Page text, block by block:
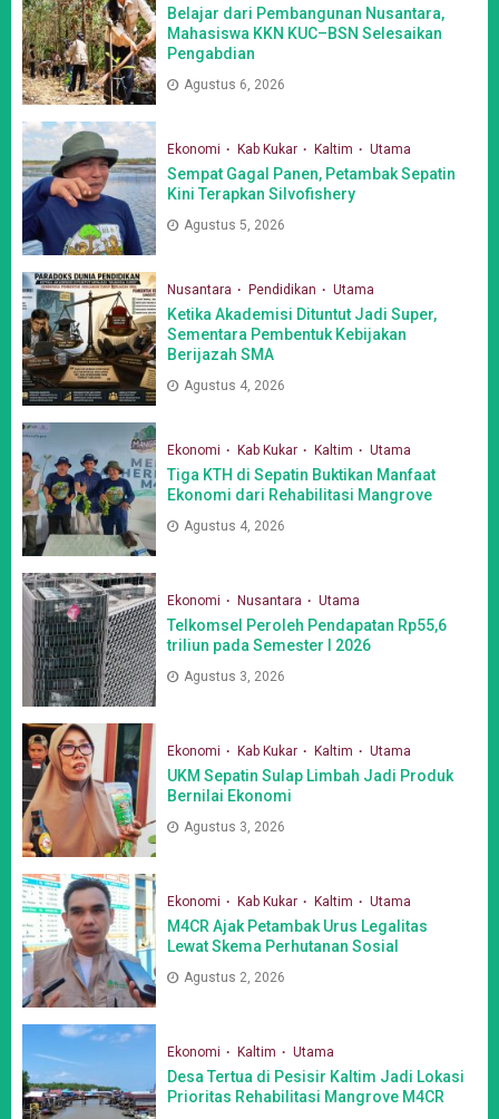
Belajar dari Pembangunan Nusantara,
Mahasiswa KKN KUC–BSN Selesaikan
Pengabdian
Agustus 6, 2026
Ekonomi Kab Kukar Kaltim Utama
Sempat Gagal Panen, Petambak Sepatin
Kini Terapkan Silvofishery
Agustus 5, 2026
Nusantara Pendidikan Utama
Ketika Akademisi Dituntut Jadi Super,
Sementara Pembentuk Kebijakan
Berijazah SMA
Agustus 4, 2026
Ekonomi Kab Kukar Kaltim Utama
Tiga KTH di Sepatin Buktikan Manfaat
Ekonomi dari Rehabilitasi Mangrove
Agustus 4, 2026
Ekonomi Nusantara Utama
Telkomsel Peroleh Pendapatan Rp55,6
triliun pada Semester I 2026
Agustus 3, 2026
Ekonomi Kab Kukar Kaltim Utama
UKM Sepatin Sulap Limbah Jadi Produk
Bernilai Ekonomi
Agustus 3, 2026
Ekonomi Kab Kukar Kaltim Utama
M4CR Ajak Petambak Urus Legalitas
Lewat Skema Perhutanan Sosial
Agustus 2, 2026
Ekonomi Kaltim Utama
Desa Tertua di Pesisir Kaltim Jadi Lokasi
Prioritas Rehabilitasi Mangrove M4CR